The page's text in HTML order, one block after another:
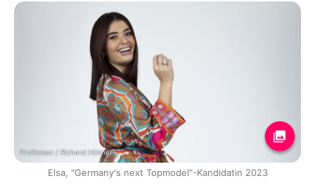
ProSieben / Richard Hübner
Elsa, "Germany's next Topmodel"-Kandidatin 2023